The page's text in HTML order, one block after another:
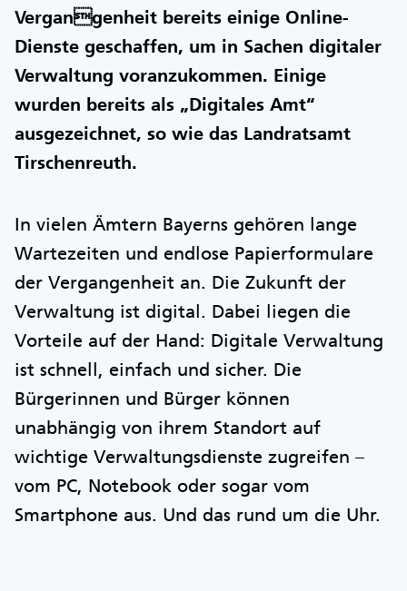
Vergangenheit bereits einige Online-
Dienste geschaffen, um in Sachen digitaler
Verwaltung voranzukommen. Einige
wurden bereits als „Digitales Amt“
ausgezeichnet, so wie das Landratsamt
Tirschenreuth.
In vielen Ämtern Bayerns gehören lange
Wartezeiten und endlose Papierformulare
der Vergangenheit an. Die Zukunft der
Verwaltung ist digital. Dabei liegen die
Vorteile auf der Hand: Digitale Verwaltung
ist schnell, einfach und sicher. Die
Bürgerinnen und Bürger können
unabhängig von ihrem Standort auf
wichtige Verwaltungsdienste zugreifen –
vom PC, Notebook oder sogar vom
Smartphone aus. Und das rund um die Uhr.